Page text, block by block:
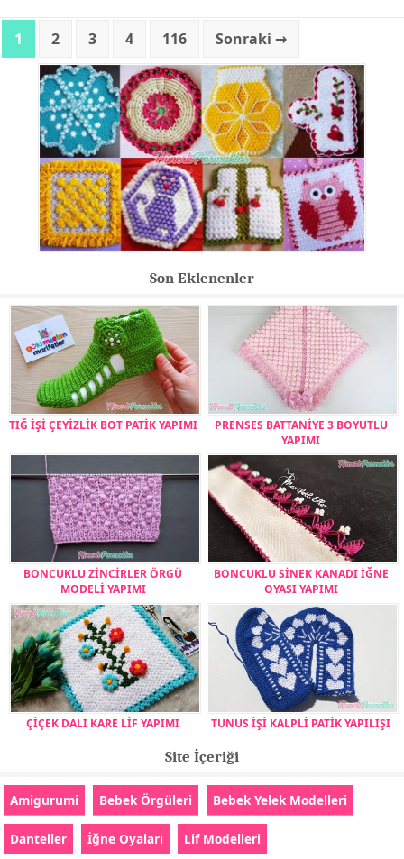
1 2 3 4 116 Sonraki →
Son Eklenenler
TIĞ İŞİ ÇEYİZLİK BOT PATİK YAPIMI
PRENSES BATTANİYE 3 BOYUTLU
YAPIMI
BONCUKLU ZİNCİRLER ÖRGÜ
MODELİ YAPIMI
BONCUKLU SİNEK KANADI İĞNE
OYASI YAPIMI
ÇİÇEK DALI KARE LİF YAPIMI TUNUS İŞİ KALPLİ PATİK YAPILIŞI
Site İçeriği
Amigurumi Bebek Örgüleri Bebek Yelek Modelleri
Danteller İğne Oyaları Lif Modelleri